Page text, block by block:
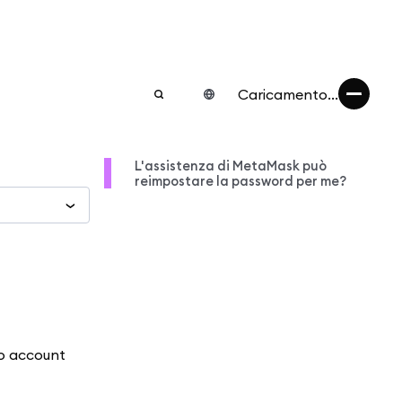
Caricamento...
account
L'assistenza di MetaMask può
reimpostare la password per me?